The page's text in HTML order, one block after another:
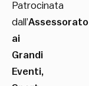
Patrocinata
dall’Assessorato
ai
Grandi
Eventi,